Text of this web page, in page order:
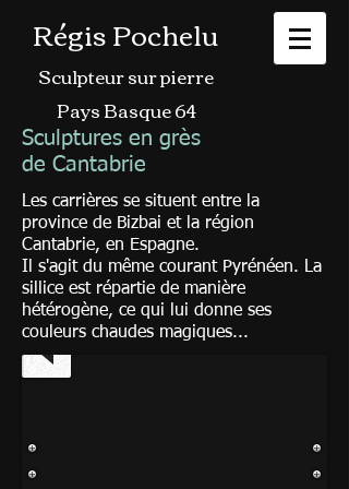
Régis Pochelu
Sculpteur sur pierre
Pays Basque 64
Sculptures en grès
de Cantabrie
Les carrières se situent entre la
province de Bizbai et la région
Cantabrie, en Espagne.
Il s'agit du même courant Pyrénéen. La
sillice est répartie de manière
hétérogène, ce qui lui donne ses
couleurs chaudes magiques...
Méditation
21x15x15cm